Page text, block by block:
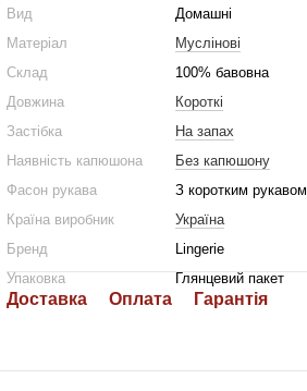
Вид
Домашні
Матеріал
Муслінові
Склад
100% бавовна
Довжина
Короткі
Застібка
На запах
Наявність капюшона
Без капюшону
Фасон рукава
З коротким рукавом
Країна виробник
Україна
Бренд
Lingerie
Упаковка
Глянцевий пакет
Доставка Оплата Гарантія